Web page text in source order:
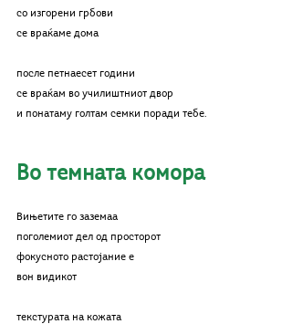
со изгорени грбови
се враќаме дома
после петнаесет години
се враќам во училиштниот двор
и понатаму голтам семки поради тебе.
Во темната комора
Вињетите го заземаа
поголемиот дел од просторот
фокусното растојание е
вон видикот
текстурата на кожата